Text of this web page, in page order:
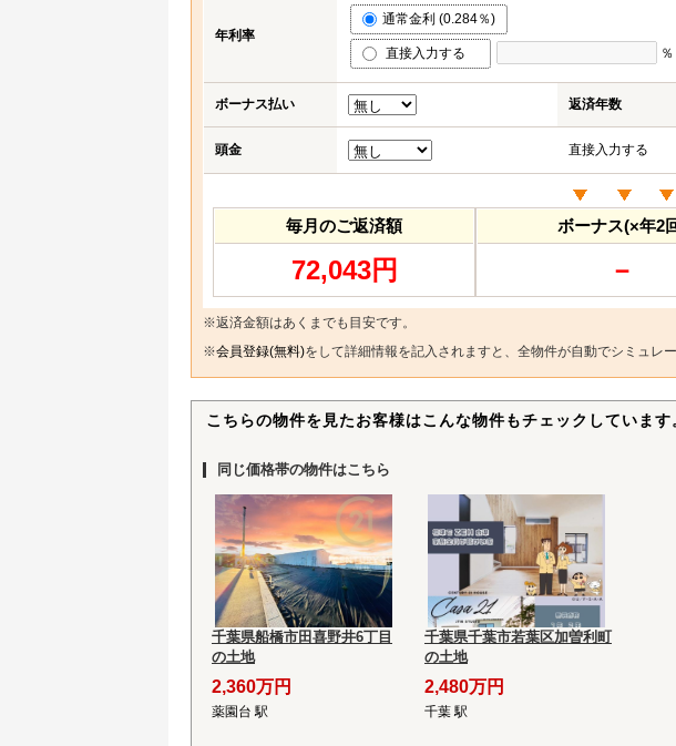
年利率
通常金利 (0.284％)
直接入力する ％
ボーナス払い 返済年数
頭金 直接入力する
毎月のご返済額
72,043円
ボーナス(×年2
－
※返済金額はあくまでも目安です。
※会員登録(無料)をして詳細情報を記入されますと、全物件が自動でシミュレ
こちらの物件を見たお客様はこんな物件もチェックしています
同じ価格帯の物件はこちら
千葉県船橋市田喜野井6丁目
の土地
2,360万円
薬園台 駅
千葉県千葉市若葉区加曽利町
の土地
2,480万円
千葉 駅